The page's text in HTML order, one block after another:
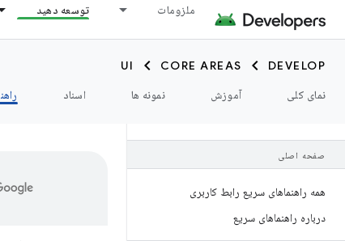
ملزومات توسعه دهید
DEVELOP
CORE AREAS
UI
نمای کلی
آموزش نمونه ها اسناد
صفحه اصلی
همه راهنماهای سریع رابط کاربری
درباره راهنماهای سریع